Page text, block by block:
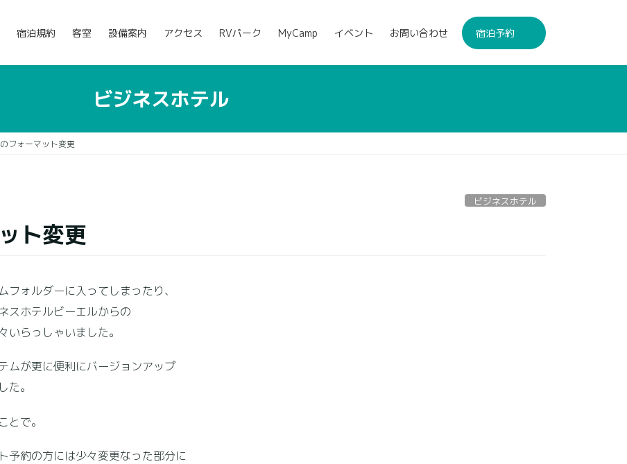
宿泊規約 客室 設備案内 アクセス RVパーク MyCamp イベント お問い合わせ 宿泊予約
ビジネスホテル
フォーマット変更
ビジネスホテル
ト変更
ォルダーに入ってしまったり、
スホテルビーエルからの
らっしゃいました。
ムが更に便利にバージョンアップ
。
で。
予約の方には少々変更なった部分に